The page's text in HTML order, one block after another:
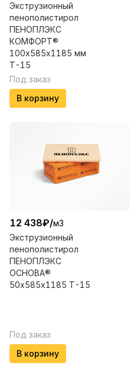
Экструзионный
пенополистирол
ПЕНОПЛЭКС
КОМФОРТ®
100х585х1185 мм
Т-15
Под заказ
В корзину
12 438₽/м3
Экструзионный
пенополистирол
ПЕНОПЛЭКС
ОСНОВА®
50х585х1185 Т-15
Под заказ
В корзину